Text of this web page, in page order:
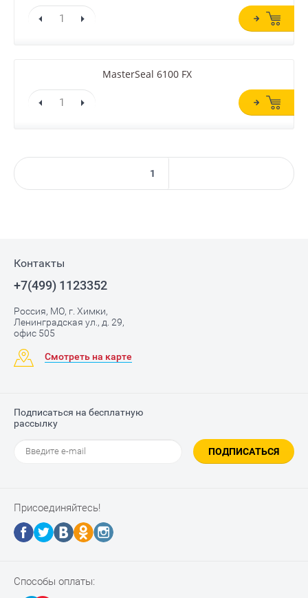
MasterSeal 6100 FX
1
Контакты
+7(499) 1123352
Россия, МО, г. Химки,
Ленинградская ул., д. 29,
офис 505
Смотреть на карте
Подписаться на бесплатную
рассылку
ПОДПИСАТЬСЯ
Присоединяйтесь!
Способы оплаты: